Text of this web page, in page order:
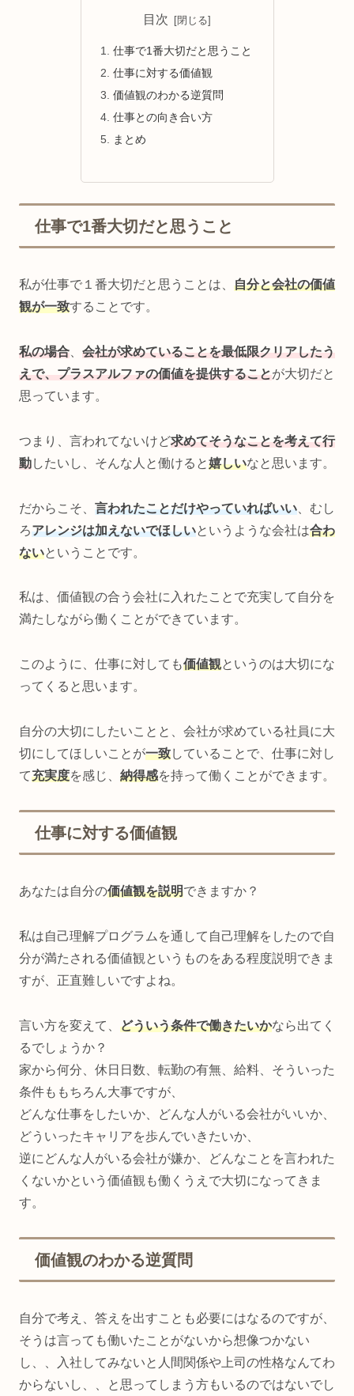
目次
仕事で1番大切だと思うこと
仕事に対する価値観
価値観のわかる逆質問
仕事との向き合い方
まとめ
仕事で1番大切だと思うこと
私が仕事で１番大切だと思うことは、 自分と会社の価値
観が一致することです。
私の場合
会社が求めていることを最低限クリアしたう
えで、プラスアルファの価値を提供することが大切だと
思っています。
つまり、言われてないけど求めてそうなことを考えて行
動したいし、そんな人と働けると嬉しいなと思います。
だからこそ、 言われたことだけやっていればいい 、むし
ろアレンジは加えないでほしいというような会社は合わ
ないということです。
私は、価値観の合う会社に入れたことで充実して自分を
満たしながら働くことができています。
このように、仕事に対しても価値観というのは大切にな
ってくると思います。
自分の大切にしたいことと、会社が求めている社員に大
切にしてほしいことが一致していることで、仕事に対し
て充実度を感じ、 納得感を持って働くことができます。
仕事に対する価値観
あなたは自分の価値観を説明できますか？
私は自己理解プログラムを通して自己理解をしたので自
分が満たされる価値観というものをある程度説明できま
すが、正直難しいですよね。
言い方を変えて、 どういう条件で働きたいかなら出てく
るでしょうか？
家から何分、休日日数、転勤の有無、給料、そういった
条件ももちろん大事ですが、
どんな仕事をしたいか、どんな人がいる会社がいいか、
どういったキャリアを歩んでいきたいか、
逆にどんな人がいる会社が嫌か、どんなことを言われた
くないかという価値観も働くうえで大切になってきま
す。
価値観のわかる逆質問
自分で考え、答えを出すことも必要にはなるのですが、
そうは言っても働いたことがないから想像つかない
し、、入社してみないと人間関係や上司の性格なんてわ
からないし、、と思ってしまう方もいるのではないでし